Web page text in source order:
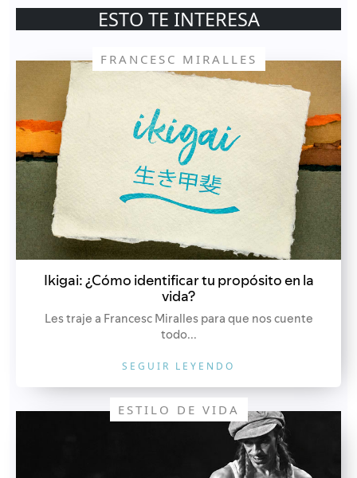
ESTO TE INTERESA
FRANCESC MIRALLES
Ikigai: ¿Cómo identificar tu propósito en la
vida?
Les traje a Francesc Miralles para que nos cuente
todo...
SEGUIR LEYENDO
ESTILO DE VIDA